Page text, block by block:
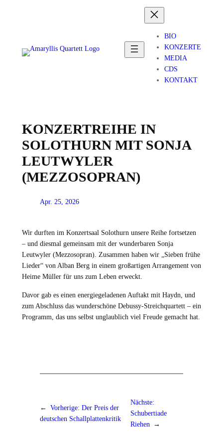
BIO
KONZERTE
MEDIA
CDS
KONTAKT
KONZERTREIHE IN
SOLOTHURN MIT SONJA
LEUTWYLER
(MEZZOSOPRAN)
Apr. 25, 2026
Wir durften im Konzertsaal Solothurn unsere Reihe fortsetzen
– und diesmal gemeinsam mit der wunderbaren Sonja
Leutwyler (Mezzosopran). Zusammen haben wir „Sieben frühe
Lieder“ von Alban Berg in einem großartigen Arrangement von
Heime Müller für uns zum Leben erweckt.
Davor gab es einen energiegeladenen Auftakt mit Haydn, und
zum Abschluss das wunderschöne Debussy-Streichquartett – ein
Programm, das uns selbst unglaublich viel Freude gemacht hat.
← Vorherige: Der Preis der
deutschen Schallplattenkritik
Nächste:
Schubertiade
Riehen
→